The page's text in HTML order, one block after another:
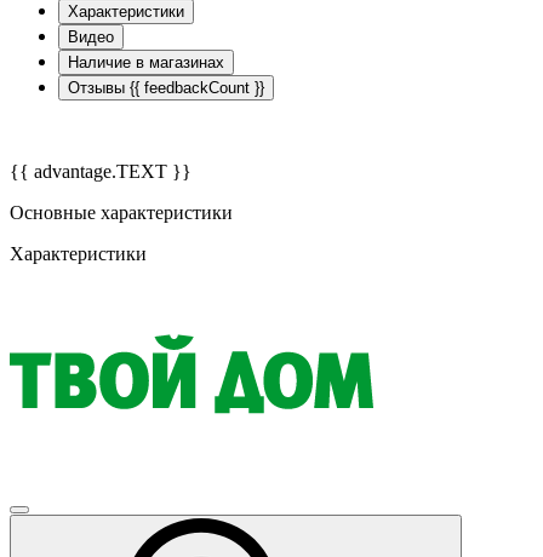
Характеристики
Видео
Наличие в магазинах
Отзывы {{ feedbackCount }}
{{ advantage.TEXT }}
Основные характеристики
Характеристики